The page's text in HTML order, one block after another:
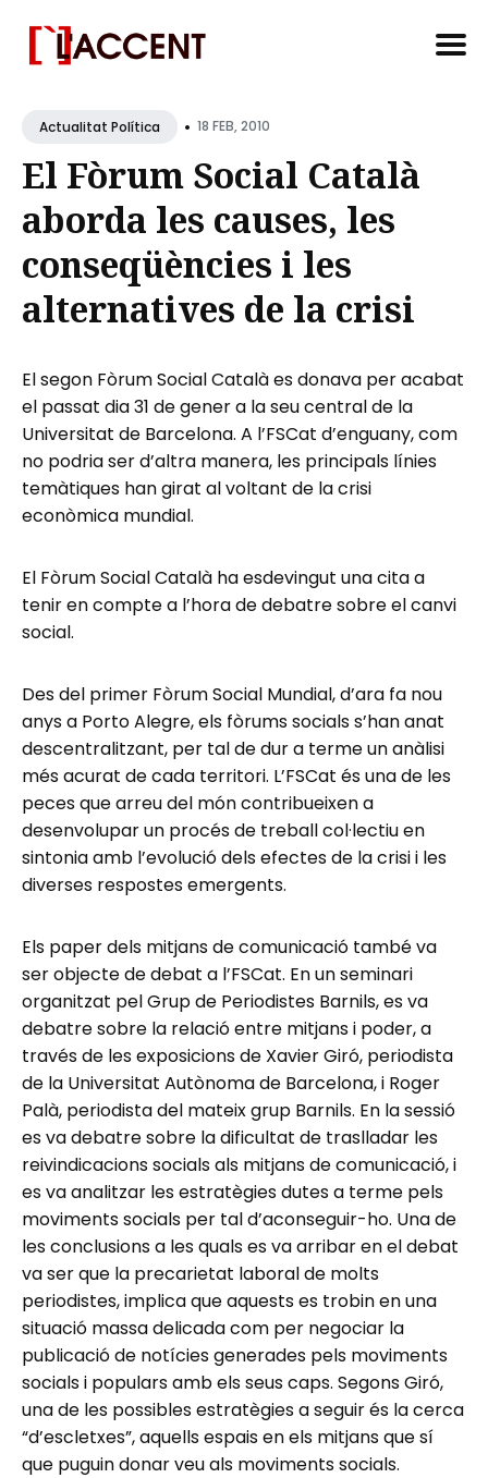
for
Blog
Actualitat Política • 18 FEB, 2010
El Fòrum Social Català
aborda les causes, les
conseqüències i les
alternatives de la crisi
El segon Fòrum Social Català es donava per acabat
el passat dia 31 de gener a la seu central de la
Universitat de Barcelona. A l’FSCat d’enguany, com
no podria ser d’altra manera, les principals línies
temàtiques han girat al voltant de la crisi
econòmica mundial.
El Fòrum Social Català ha esdevingut una cita a
tenir en compte a l’hora de debatre sobre el canvi
social.
Des del primer Fòrum Social Mundial, d’ara fa nou
anys a Porto Alegre, els fòrums socials s’han anat
descentralitzant, per tal de dur a terme un anàlisi
més acurat de cada territori. L’FSCat és una de les
peces que arreu del món contribueixen a
desenvolupar un procés de treball col·lectiu en
sintonia amb l’evolució dels efectes de la crisi i les
diverses respostes emergents.
Els paper dels mitjans de comunicació també va
ser objecte de debat a l’FSCat. En un seminari
organitzat pel Grup de Periodistes Barnils, es va
debatre sobre la relació entre mitjans i poder, a
través de les exposicions de Xavier Giró, periodista
de la Universitat Autònoma de Barcelona, i Roger
Palà, periodista del mateix grup Barnils. En la sessió
es va debatre sobre la dificultat de traslladar les
reivindicacions socials als mitjans de comunicació, i
es va analitzar les estratègies dutes a terme pels
moviments socials per tal d’aconseguir-ho. Una de
les conclusions a les quals es va arribar en el debat
va ser que la precarietat laboral de molts
periodistes, implica que aquests es trobin en una
situació massa delicada com per negociar la
publicació de notícies generades pels moviments
socials i populars amb els seus caps. Segons Giró,
una de les possibles estratègies a seguir és la cerca
“d’escletxes”, aquells espais en els mitjans que sí
que puguin donar veu als moviments socials.